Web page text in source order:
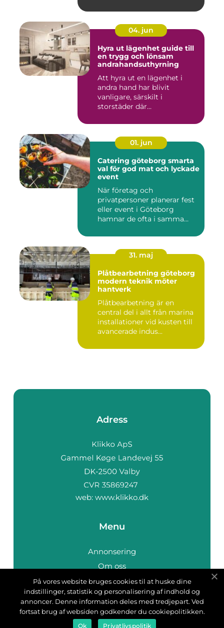
04. jun
Hyra ut lägenhet guide till
en trygg och lönsam
andrahandsuthyrning
Att hyra ut en lägenhet i
andra hand har blivit
vanligare, särskilt i
storstäder där
01. jun
Catering göteborg smarta
val för god mat och lyckade
event
När företag och
privatpersoner planerar fest
eller event i Göteborg
hamnar de ofta i samma
31. maj
Plåtbearbetning göteborg
modern teknik möter
hantverk
Plåtbearbetning är en
central del i allt från marina
installationer vid kusten till
avancerade indus...
Adress
web: www.klikko.dk
Menu
Annonsering
Om oss
Cookies
Kontakta oss
Sitemap
På vores website bruges cookies til at huske dine
indstillinger, statistik og personalisering af indhold og
annoncer. Denne information deles med tredjepart. Ved
fortsat brug af websiden godkender du cookiepolitikken.
Ok Privatlivspolitik